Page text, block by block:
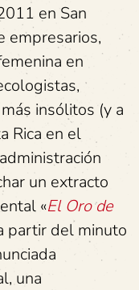
en San
empresarios,
en
insólitos (y a
Rica en el
un extracto
«El Oro de
partir del minuto
una